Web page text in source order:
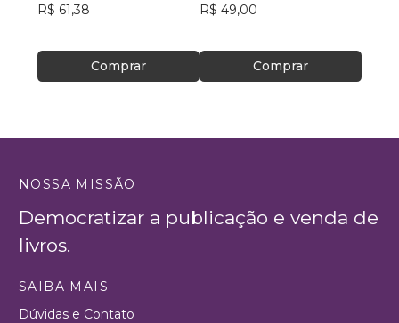
R$ 61,38
Comprar
R$ 49,00
Comprar
NOSSA MISSÃO
Democratizar a publicação e venda de
livros.
SAIBA MAIS
Dúvidas e Contato